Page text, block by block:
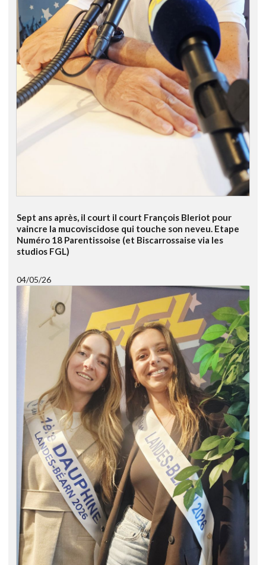
Sept ans après, il court il court François Bleriot pour
vaincre la mucoviscidose qui touche son neveu. Etape
Numéro 18 Parentissoise (et Biscarrossaise via les
studios FGL)
04/05/26